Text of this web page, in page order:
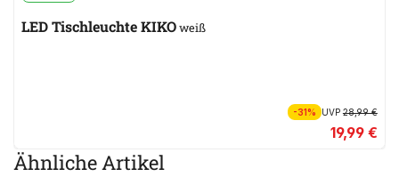
LED Tischleuchte KIKOweiß
-31% UVP28,99 €
19,99 €
Ähnliche Artikel